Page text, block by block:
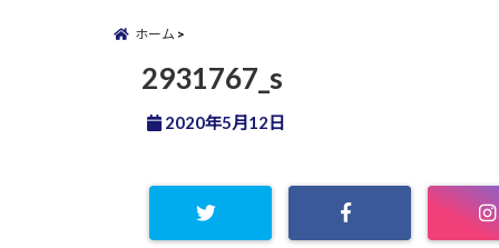
ホーム
2931767_s
2020年5月12日